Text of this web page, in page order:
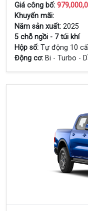
Giá công bố:
Khuyến mãi:
Năm sản xuất: 2025
5 chỗ ngồi - 7 túi khí
Hộp số: Tự động 10
Động cơ: Bi - Turbo -